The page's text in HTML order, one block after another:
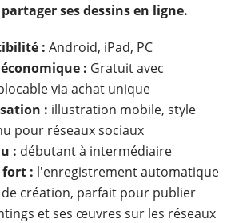
ses dessins en ligne.
: Android, iPad, PC
: Gratuit avec
via achat unique
: illustration mobile, style
pour réseaux sociaux
: débutant à intermédiaire
fort : l'enregistrement automatique
création, parfait pour publier
et ses œuvres sur les réseaux